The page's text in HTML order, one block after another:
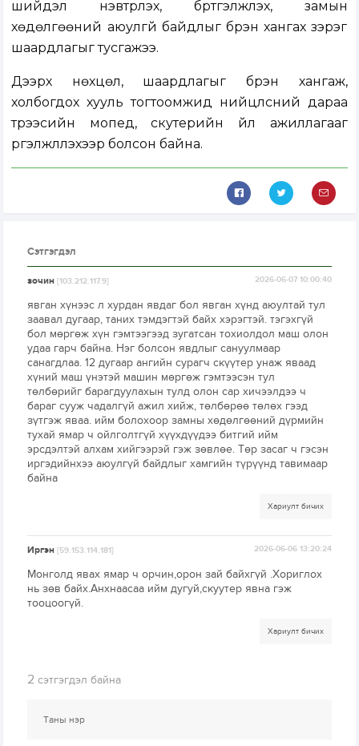
шийдэл нэвтрүүлэх, бүртгэлжүүлэх, замын
хөдөлгөөний аюулгүй байдлыг бүрэн хангах зэрэг
шаардлагыг тусгажээ.
Дээрх нөхцөл, шаардлагыг бүрэн хангаж,
холбогдох хууль тогтоомжид нийцүүлсний дараа
түрээсийн мопед, скутерийн үйл ажиллагааг
үргэлжлүүлэхээр болсон байна.
Сэтгэгдэл
зочин[103.212.117.9] 2026-06-07 10:00:40
явган хүнээс л хурдан явдаг бол явган хүнд аюултай тул
заавал дугаар, таних тэмдэгтэй байх хэрэгтэй. тэгэхгүй
бол мөргөж хүн гэмтээгээд зугатсан тохиолдол маш олон
удаа гарч байна. Нэг болсон явдлыг сануулмаар
санагдлаа. 12 дугаар ангийн сурагч скүүтер унаж яваад
хүний маш үнэтэй машин мөргөж гэмтээсэн тул
төлбөрийг барагдуулахын тулд олон сар хичээлдээ ч
бараг сууж чадалгүй ажил хийж, төлбөрөө төлөх гээд
зүтгэж яваа. ийм болохоор замны хөдөлгөөний дүрмийн
тухай ямар ч ойлголтгүй хүүхдүүдээ битгий ийм
эрсдэлтэй алхам хийгээрэй гэж зөвлөе. Төр засаг ч гэсэн
иргэдийнхээ аюулгүй байдлыг хамгийн түрүүнд тавимаар
байна
Хариулт бичих
Иргэн[59.153.114.181] 2026-06-06 13:20:24
Монголд явах ямар ч орчин,орон зай байхгүй .Хориглох
нь зөв байх.Анхнаасаа ийм дугуй,скуутер явна гэж
тооцоогүй.
Хариулт бичих
2 сэтгэгдэл байна